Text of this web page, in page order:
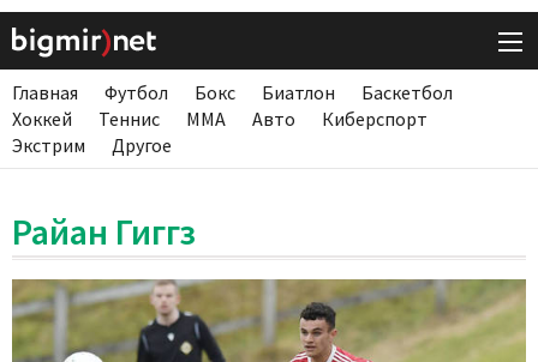
Главная Футбол Бокс Биатлон
Баскетбол
Хоккей
Теннис ММА Авто
Киберспорт
Экстрим
Другое
Райан Гиггз